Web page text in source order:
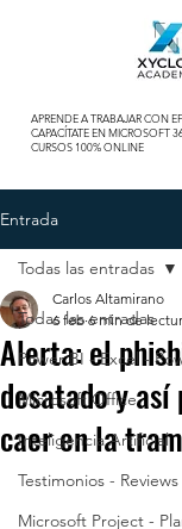
APRENDE A TRABAJAR CON
CAPACÍTATE EN MICROSOFT
CURSOS 100% ONLINE
Entrada
Todas las entradas
Power BI - Excel -
Microsoft Office
Inteligencia Artificial
Testimonios -
Microsoft Project -
Todas las entradas
Alerta: el
desatado y
caer en la
Carlos Altamirano
6 feb 6 min de